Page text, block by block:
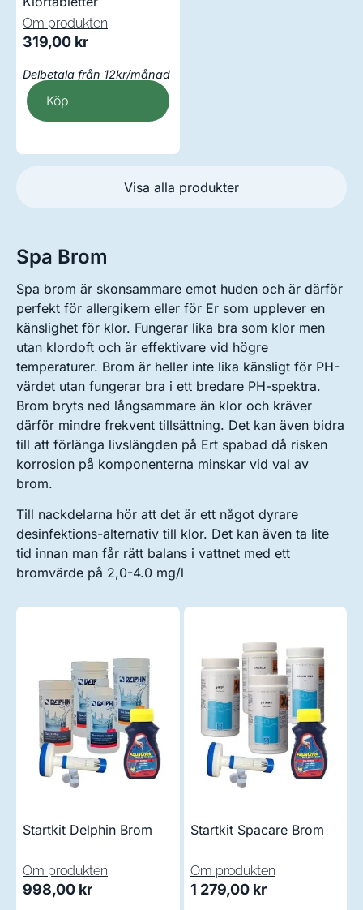
Om produkten
319,00 kr
Delbetala från 12kr/månad
Köp
Visa alla produkter
Spa Brom
Spa brom är skonsammare emot huden och är därför
perfekt för allergikern eller för Er som upplever en
känslighet för klor. Fungerar lika bra som klor men
utan klordoft och är effektivare vid högre
temperaturer. Brom är heller inte lika känsligt för PH-
värdet utan fungerar bra i ett bredare PH-spektra.
Brom bryts ned långsammare än klor och kräver
därför mindre frekvent tillsättning. Det kan även bidra
till att förlänga livslängden på Ert spabad då risken
korrosion på komponenterna minskar vid val av
brom.
Till nackdelarna hör att det är ett något dyrare
desinfektions-alternativ till klor. Det kan även ta lite
tid innan man får rätt balans i vattnet med ett
bromvärde på 2,0-4.0 mg/l
Startkit Delphin Brom
Om produkten
998,00 kr
Startkit Spacare Brom
Om produkten
1 279,00 kr